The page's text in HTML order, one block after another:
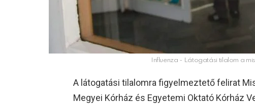
Influenza - Látogatási tilalom a
A látogatási tilalomra figyelmeztető felirat
Megyei Kórház és Egyetemi Oktató Kórház